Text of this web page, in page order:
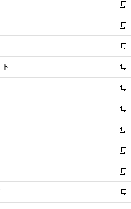
く
で
開
く
ド
ウ
で
開
く
ィ
ン
ド
ウ
で
開
く
新
し
い
ウ
ィ
ン
ド
ウ
で
開
く
新
し
い
ウ
ィ
ン
ド
ウ
で
開
く
新
し
い
ウ
ィ
ン
ド
ウ
で
開
く
新
し
い
ウ
ィ
ン
ド
ウ
で
開
く
新
し
い
ウ
ィ
ン
ド
ウ
で
開
く
新
し
い
ウ
ィ
ン
ド
ウ
で
開
新
し
い
ウ
ィ
ン
ド
ウ
新
し
い
ウ
ィ
ン
新
し
い
ウ
新
し